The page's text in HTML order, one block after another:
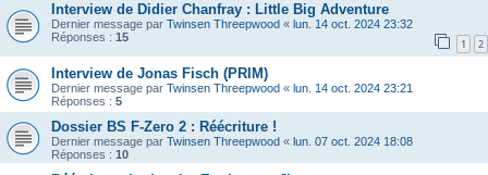
Interview de Didier Chanfray : Little Big Adventure
Dernier message par Twinsen Threepwood « lun. 14 oct. 2024 23:32
Réponses : 15 1 2
Interview de Jonas Fisch (PRIM)
Dernier message par Twinsen Threepwood « lun. 14 oct. 2024 23:21
Réponses : 5
Dossier BS F-Zero 2 : Réécriture !
Dernier message par Twinsen Threepwood « lun. 07 oct. 2024 18:08
Réponses : 10